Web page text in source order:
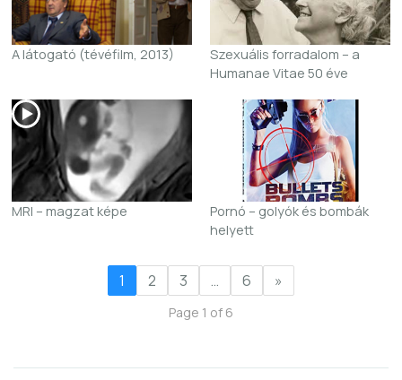
A látogató (tévéfilm, 2013)
Szexuális forradalom – a
Humanae Vitae 50 éve
MRI – magzat képe
Pornó – golyók és bombák
helyett
1 2 3 … 6 »
Page 1 of 6